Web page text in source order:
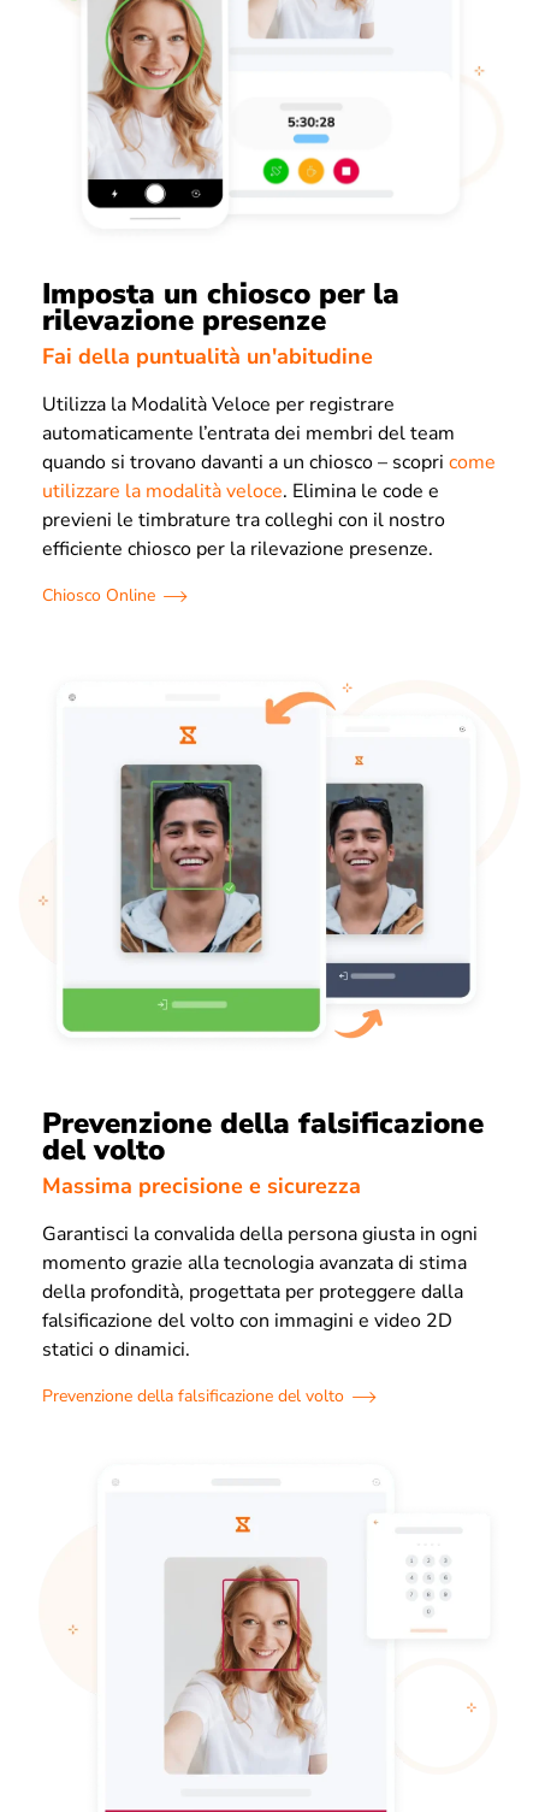
Imposta un chiosco per la
rilevazione presenze
Fai della puntualità un'abitudine
Utilizza la Modalità Veloce per registrare
automaticamente l’entrata dei membri del team
quando si trovano davanti a un chiosco – scopri come
utilizzare la modalità veloce. Elimina le code e
previeni le timbrature tra colleghi con il nostro
efficiente chiosco per la rilevazione presenze.
Chiosco Online
Prevenzione della falsificazione
del volto
Massima precisione e sicurezza
Garantisci la convalida della persona giusta in ogni
momento grazie alla tecnologia avanzata di stima
della profondità, progettata per proteggere dalla
falsificazione del volto con immagini e video 2D
statici o dinamici.
Prevenzione della falsificazione del volto